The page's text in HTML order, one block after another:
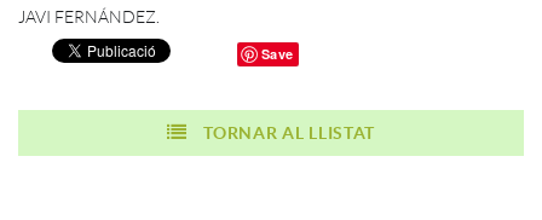
JAVI FERNÁNDEZ.
Save
TORNAR AL LLISTAT